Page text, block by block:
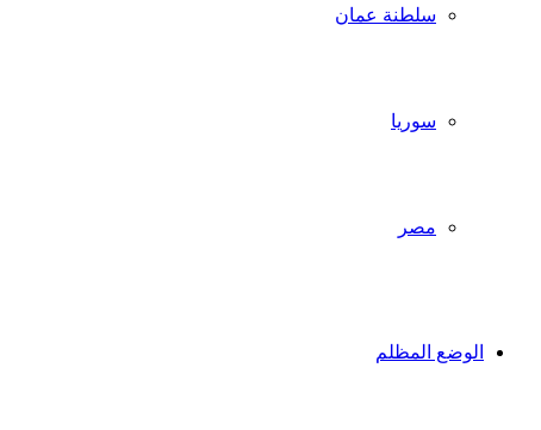
سلطنة عمان
سوريا
مصر
الوضع المظلم